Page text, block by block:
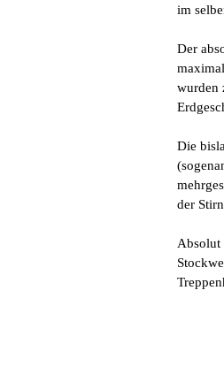
im
Der
wurden
Die
der
Absolut